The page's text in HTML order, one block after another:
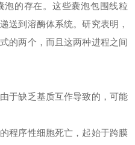
的存在。这些囊泡包围线粒
送到溶酶体系统。研究表明，
的两个 ，而且这两种进程之间
于缺乏基质互作导致的，可能
程序性细胞死亡，起始于跨膜